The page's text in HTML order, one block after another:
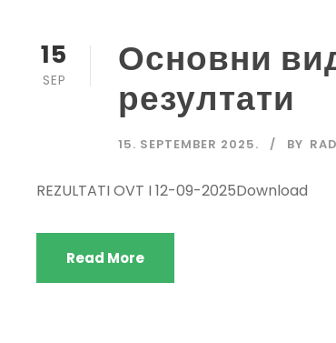
15
SEP
Основни
резултати
15. SEPTEMBER 2025. BY
REZULTATI OVT I 12-09-2025Download
Read More